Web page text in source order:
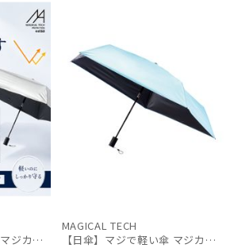
【日傘】マジで軽い傘 マジカルテックプロテクション(MAGICAL TECH PROTECTION) 50cm 晴雨兼用傘自動開閉折りたたみ日傘 一級遮光100% UV 軽量 機能性 人気
MAGICAL TECH
【日傘】マジで軽い傘 マジカルテックプロテクション(MAGICAL TECH PROTECTION) 50cm 晴雨兼用傘自動開閉折りたたみ日傘 一級遮光100% UV 軽量 機能性 人気